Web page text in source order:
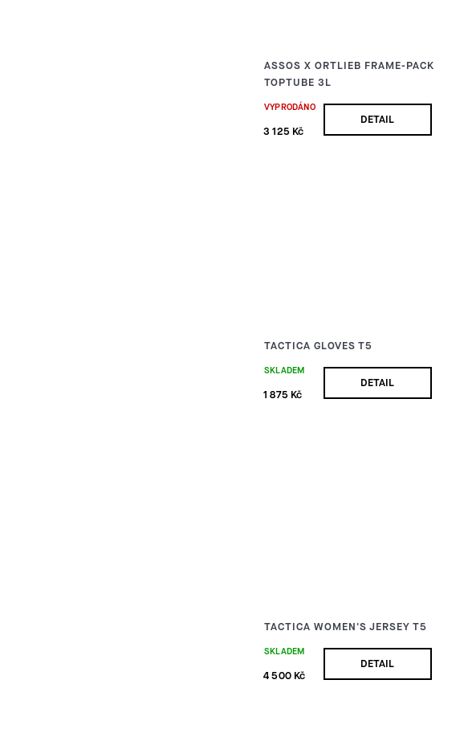
ASSOS X ORTLIEB FRAME-PACK
TOPTUBE 3L
VYPRODÁNO
3 125 Kč
DETAIL
TACTICA GLOVES T5
SKLADEM
1 875 Kč
DETAIL
TACTICA WOMEN'S JERSEY T5
SKLADEM
4 500 Kč
DETAIL